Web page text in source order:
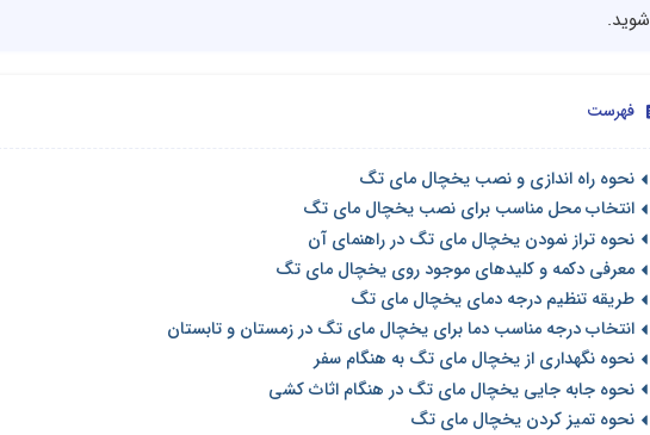
شوید.
فهرست
نحوه راه اندازی و نصب یخچال مای تگ
انتخاب محل مناسب برای نصب یخچال مای تگ
نحوه تراز نمودن یخچال مای تگ در راهنمای آن
معرفی دکمه و کلیدهای موجود روی یخچال مای تگ
طریقه تنظیم درجه دمای یخچال مای تگ
انتخاب درجه مناسب دما برای یخچال مای تگ در زمستان و تابستان
نحوه نگهداری از یخچال مای تگ به هنگام سفر
نحوه جابه جایی یخچال مای تگ در هنگام اثاث کشی
نحوه تمیز کردن یخچال مای تگ